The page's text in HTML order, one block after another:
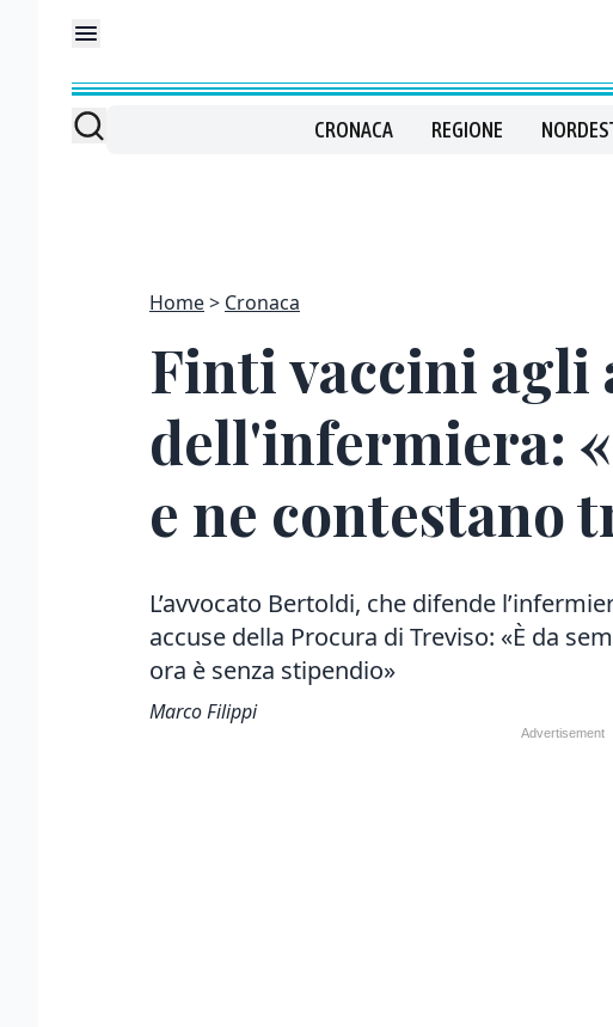
CRONACA REGIONE
Home Cronaca
Finti vaccini agli
dell'infermiera:
e ne contestano
L’avvocato Bertoldi, che difende
accuse della Procura di Treviso: «È da
ora è senza stipendio»
Marco Filippi